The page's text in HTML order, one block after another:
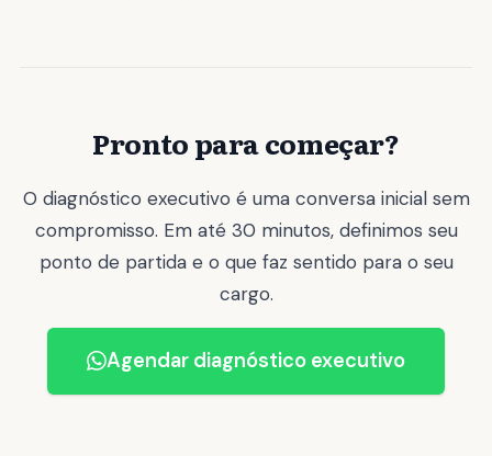
Pronto para começar?
O diagnóstico executivo é uma conversa inicial sem
compromisso. Em até 30 minutos, definimos seu
ponto de partida e o que faz sentido para o seu
cargo.
Agendar diagnóstico executivo